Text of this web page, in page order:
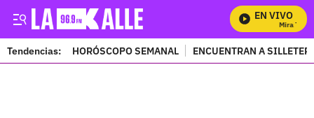
EN VIVO
Mira Todos
Tendencias: HORÓSCOPO SEMANAL ENCUENTRAN A